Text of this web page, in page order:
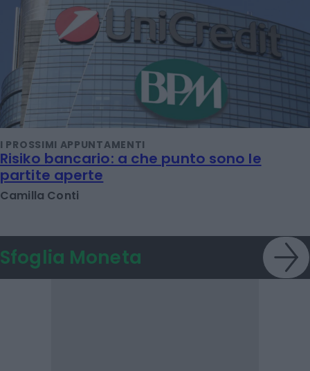
I PROSSIMI APPUNTAMENTI
Risiko bancario: a che punto sono le
partite aperte
Camilla Conti
Sfoglia Moneta